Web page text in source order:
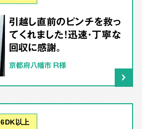
引越し直前のピンチを救っ
てくれました！迅速・丁寧な
回収に感謝。
京都府八幡市 R様
6DK以上